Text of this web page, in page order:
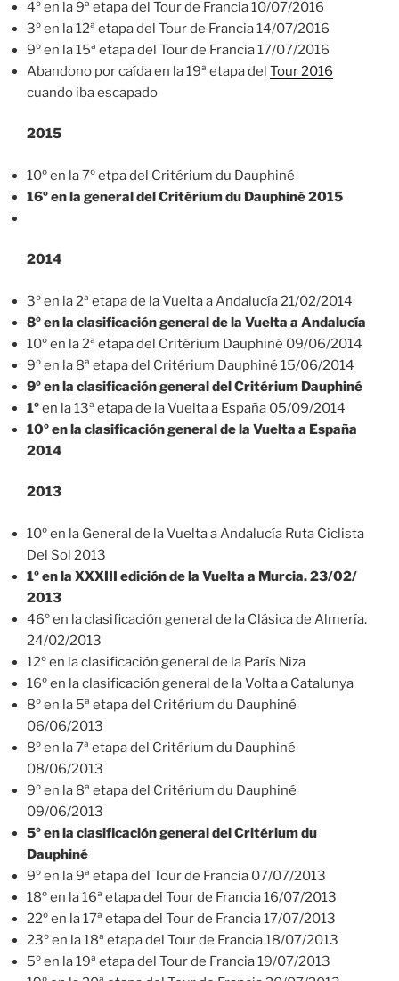
4º en la 9ª etapa del Tour de Francia 10/07/2016
3º en la 12ª etapa del Tour de Francia 14/07/2016
9º en la 15ª etapa del Tour de Francia 17/07/2016
Abandono por caída en la 19ª etapa del Tour 2016
cuando iba escapado
2015
10º en la 7º etpa del Critérium du Dauphiné
16º en la general del Critérium du Dauphiné 2015
2014
3º en la 2ª etapa de la Vuelta a Andalucía 21/02/2014
8º en la clasificación general de la Vuelta a Andalucía
10º en la 2ª etapa del Critérium Dauphiné 09/06/2014
9º en la 8ª etapa del Critérium Dauphiné 15/06/2014
9º en la clasificación general del Critérium Dauphiné
1ºen la 13ª etapa de la Vuelta a España 05/09/2014
10º en la clasificación general de la Vuelta a España
2014
2013
10º en la General de la Vuelta a Andalucía Ruta Ciclista
Del Sol 2013
1º en la XXXIII edición de la Vuelta a Murcia. 23/02/
2013
46º en la clasificación general de la Clásica de Almería.
24/02/2013
12º en la clasificación general de la París Niza
16º en la clasificación general de la Volta a Catalunya
8º en la 5ª etapa del Critérium du Dauphiné
06/06/2013
8º en la 7ª etapa del Critérium du Dauphiné
08/06/2013
9º en la 8ª etapa del Critérium du Dauphiné
09/06/2013
5º en la clasificación general del Critérium du
Dauphiné
9º en la 9ª etapa del Tour de Francia 07/07/2013
18º en la 16ª etapa del Tour de Francia 16/07/2013
22º en la 17ª etapa del Tour de Francia 17/07/2013
23º en la 18ª etapa del Tour de Francia 18/07/2013
5º en la 19ª etapa del Tour de Francia 19/07/2013